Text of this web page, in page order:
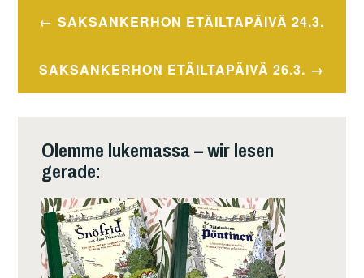
Beitragsnavigation
SAKSANKERHON ETÄILTAPÄIVÄ 24.3.
SAKSANKERHON ETÄILTAPÄIVÄ 26.3.
Olemme lukemassa – wir lesen
gerade: